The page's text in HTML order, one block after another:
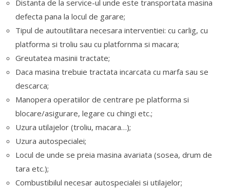
Distanta de la service-ul unde este transportata masina
defecta pana la locul de garare;
Tipul de autoutilitara necesara interventiei: cu carlig, cu
platforma si troliu sau cu platfornma si macara;
Greutatea masinii tractate;
Daca masina trebuie tractata incarcata cu marfa sau se
descarca;
Manopera operatiilor de centrare pe platforma si
blocare/asigurare, legare cu chingi etc.;
Uzura utilajelor (troliu, macara…);
Uzura autospecialei;
Locul de unde se preia masina avariata (sosea, drum de
tara etc.);
Combustibilul necesar autospecialei si utilajelor;